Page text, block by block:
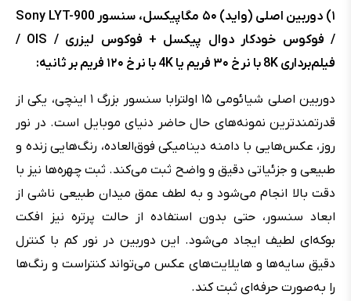
۱) دوربین اصلی (واید) ۵۰ مگاپیکسل، سنسور Sony LYT-900
/ فوکوس خودکار دوال پیکسل + فوکوس لیزری / OIS /
فیلم‌برداری 8K با نرخ ۳۰ فریم یا 4K با نرخ ۱۲۰ فریم بر ثانیه:
دوربین اصلی شیائومی ۱۵ اولترابا سنسور بزرگ ۱ اینچی، یکی از
قدرتمندترین نمونه‌های حال حاضر دنیای موبایل است. در نور
روز، عکس‌هایی با دامنه دینامیکی فوق‌العاده، رنگ‌هایی زنده و
طبیعی و جزئیاتی دقیق و واضح ثبت می‌کند. ثبت چهره‌ها نیز با
دقت بالا انجام می‌شود و به لطف عمق میدان طبیعی ناشی از
ابعاد سنسور، حتی بدون استفاده از حالت پرتره نیز افکت
بوکه‌ای لطیف ایجاد می‌شود. این دوربین در نور کم با کنترل
دقیق سایه‌ها و هایلایت‌های عکس می‌‌تواند کنتراست و رنگ‌ها
را به‌صورت حرفه‌ای ثبت کند.